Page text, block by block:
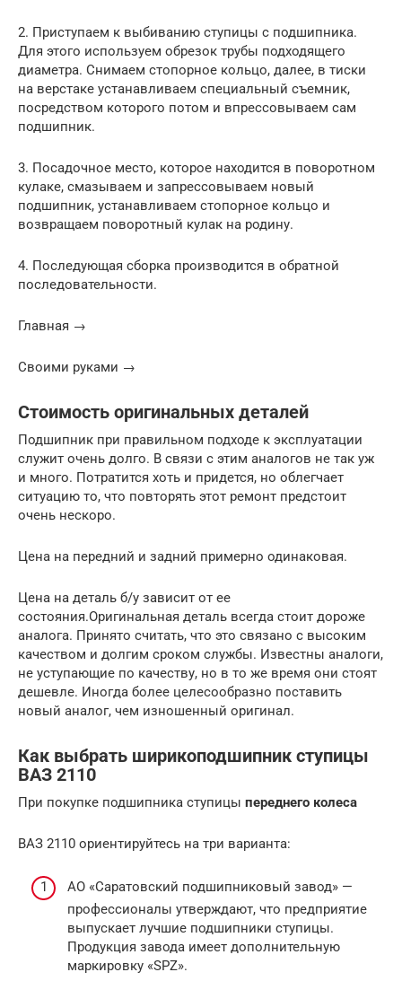
2. Приступаем к выбиванию ступицы с подшипника.
Для этого используем обрезок трубы подходящего
диаметра. Снимаем стопорное кольцо, далее, в тиски
на верстаке устанавливаем специальный съемник,
посредством которого потом и впрессовываем сам
подшипник.
3. Посадочное место, которое находится в поворотном
кулаке, смазываем и запрессовываем новый
подшипник, устанавливаем стопорное кольцо и
возвращаем поворотный кулак на родину.
4. Последующая сборка производится в обратной
последовательности.
Главная →
Своими руками →
Стоимость оригинальных деталей
Подшипник при правильном подходе к эксплуатации
служит очень долго. В связи с этим аналогов не так уж
и много. Потратится хоть и придется, но облегчает
ситуацию то, что повторять этот ремонт предстоит
очень нескоро.
Цена на передний и задний примерно одинаковая.
Цена на деталь б/у зависит от ее
состояния.Оригинальная деталь всегда стоит дороже
аналога. Принято считать, что это связано с высоким
качеством и долгим сроком службы. Известны аналоги,
не уступающие по качеству, но в то же время они стоят
дешевле. Иногда более целесообразно поставить
новый аналог, чем изношенный оригинал.
Как выбрать ширикоподшипник ступицы
ВАЗ 2110
При покупке подшипника ступицы переднего колеса
ВАЗ 2110 ориентируйтесь на три варианта:
АО «Саратовский подшипниковый завод» —
профессионалы утверждают, что предприятие
выпускает лучшие подшипники ступицы.
Продукция завода имеет дополнительную
маркировку «SPZ».